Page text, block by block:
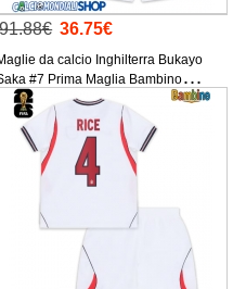
91.88€ 36.75€
da calcio Inghilterra Bukayo
#7 Prima Maglia Bambino
Mondiali 2026 Manica Corta +
Pantaloni corti)